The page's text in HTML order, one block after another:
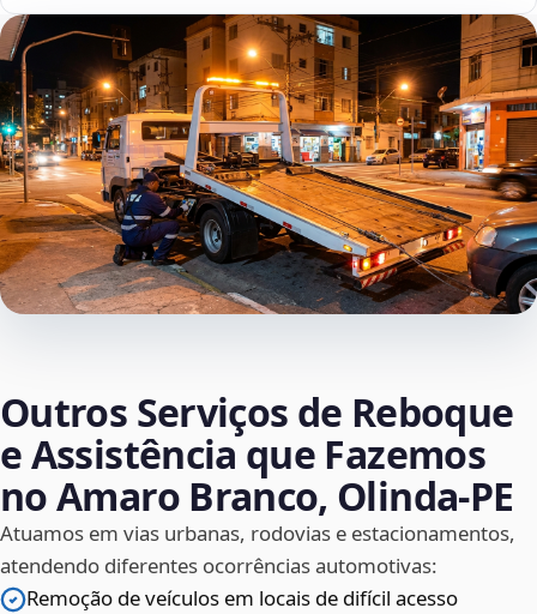
Outros Serviços de Reboque
e Assistência que Fazemos
no Amaro Branco, Olinda‑PE
Atuamos em vias urbanas, rodovias e estacionamentos,
atendendo diferentes ocorrências automotivas:
Remoção de veículos em locais de difícil acesso